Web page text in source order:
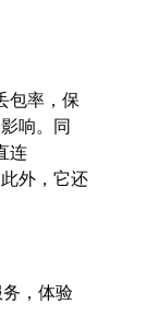
包率，保
响。同
连
外，它还
，体验